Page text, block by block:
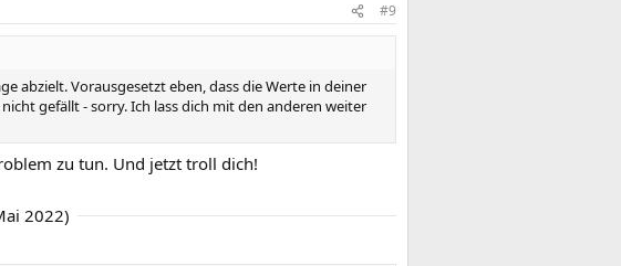
#9
abzielt. Vorausgesetzt eben, dass die Werte in deiner
gefällt - sorry. Ich lass dich mit den anderen weiter
zu tun. Und jetzt troll dich!
2022)